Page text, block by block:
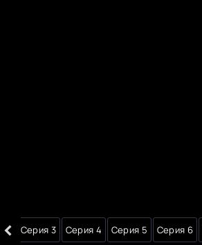
‹
2 Серия 3 Серия 4 Серия 5 Серия 6